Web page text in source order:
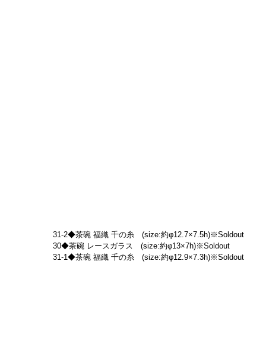
31-2◆茶碗 福織 千の糸　(size:約φ12.7×7.5h)※Soldout
30◆茶碗 レースガラス　(size:約φ13×7h)※Soldout
31-1◆茶碗 福織 千の糸　(size:約φ12.9×7.3h)※Soldout